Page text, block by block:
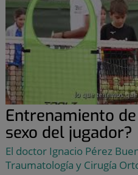
Entrenamiento
sexo del jugador?
El doctor Ignacio Pérez
Traumatología y Cirugía